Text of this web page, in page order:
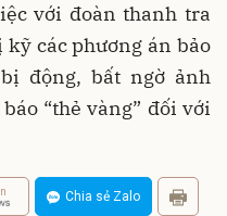
với đoàn thanh tra
các phương án bảo
động, bất ngờ ảnh
“thẻ vàng” đối với
Chia sẻ Zalo